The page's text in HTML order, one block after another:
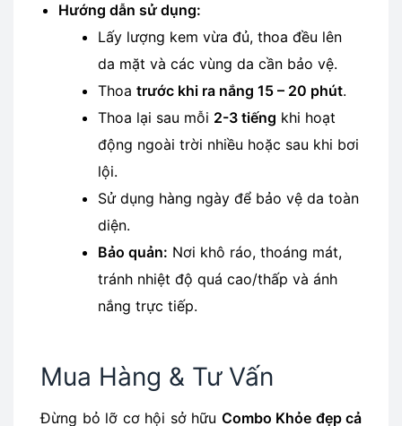
Hướng dẫn sử dụng:
Lấy lượng kem vừa đủ, thoa đều lên
da mặt và các vùng da cần bảo vệ.
Thoa trước khi ra nắng 15 – 20 phút.
Thoa lại sau mỗi 2-3 tiếng khi hoạt
động ngoài trời nhiều hoặc sau khi bơi
lội.
Sử dụng hàng ngày để bảo vệ da toàn
diện.
Bảo quản: Nơi khô ráo, thoáng mát,
tránh nhiệt độ quá cao/thấp và ánh
nắng trực tiếp.
Mua Hàng & Tư Vấn
Đừng bỏ lỡ cơ hội sở hữu Combo Khỏe đẹp cả